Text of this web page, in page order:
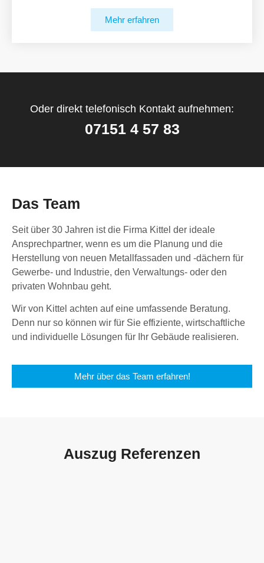
Mehr erfahren
Oder direkt telefonisch Kontakt aufnehmen:
07151 4 57 83
Das Team
Seit über 30 Jahren ist die Firma Kittel der ideale
Ansprechpartner, wenn es um die Planung und die
Herstellung von neuen Metallfassaden und -dächern für
Gewerbe- und Industrie, den Verwaltungs- oder den
privaten Wohnbau geht.
Wir von Kittel achten auf eine umfassende Beratung.
Denn nur so können wir für Sie effiziente, wirtschaftliche
und individuelle Lösungen für Ihr Gebäude realisieren.
Mehr über das Team erfahren!
Auszug Referenzen